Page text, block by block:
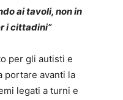
ai tavoli, non in
i cittadini”
per gli autisti e
portare avanti la
legati a turni e